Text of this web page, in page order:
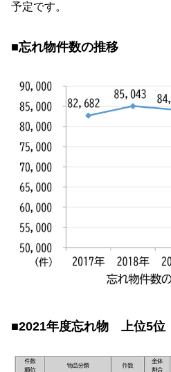
予定です。
■忘れ物件数の推移
■2021年度忘れ物 上位5位